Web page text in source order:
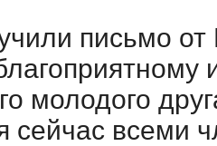
письмо
молодого
сейчас всеми